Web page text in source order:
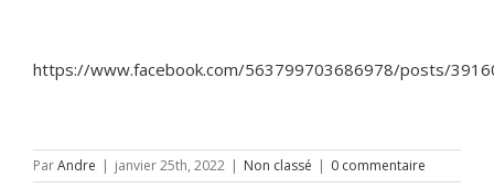
https://www.facebook.com/563799703686978/posts/
ParAndre | janvier 25th, 2022 | Non classé | 0 commentaire